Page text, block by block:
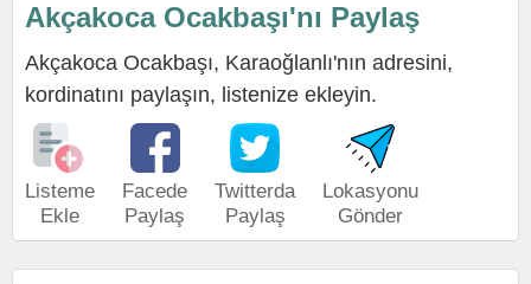
Akçakoca Ocakbaşı'nı Paylaş
Akçakoca Ocakbaşı, Karaoğlanlı'nın adresini,
kordinatını paylaşın, listenize ekleyin.
Listeme
Ekle
Facede
Paylaş
Twitterda
Paylaş
Lokasyonu
Gönder